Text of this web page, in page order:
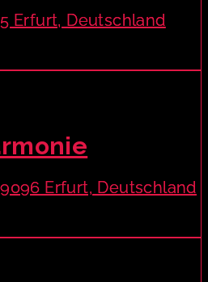
Erfurt, Deutschland
Erfurt, Deutschland